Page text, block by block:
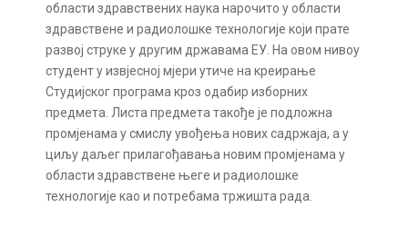
области здравствених наука нарочито у области
здравствене и радиолошке технологије који прате
развој струке у другим државама ЕУ. На овом нивоу
студент у извјесној мјери утиче на креирање
Студијског програма кроз одабир изборних
предмета. Листа предмета такође је подложна
промјенама у смислу увођења нових садржаја, а у
циљу даљег прилагођавања новим промјенама у
области здравствене његе и радиолошке
технологије као и потребама тржишта рада.